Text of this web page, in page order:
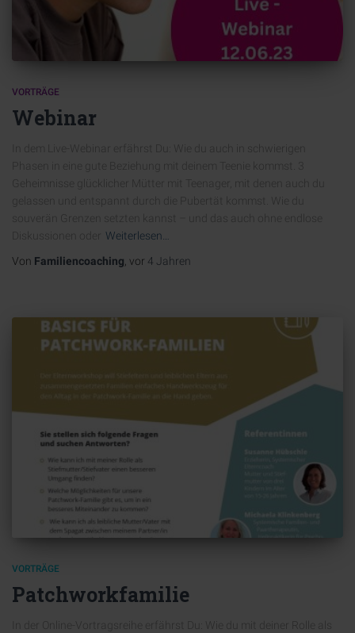
VORTRÄGE
Webinar
In dem Live-Webinar erfährst Du: Wie du auch in schwierigen
Phasen in eine gute Beziehung mit deinem Teenie kommst. 3
Geheimnisse glücklicher Mütter mit Teenager, mit denen auch du
gelassen und entspannt durch die Pubertät kommst. Wie du
souverän Grenzen setzten kannst – und das auch ohne endlose
Diskussionen oder
Weiterlesen…
Von Familiencoaching , vor 4 Jahren
VORTRÄGE
Patchworkfamilie
In der Online-Vortragsreihe erfährst Du: Wie du mit deiner Rolle als